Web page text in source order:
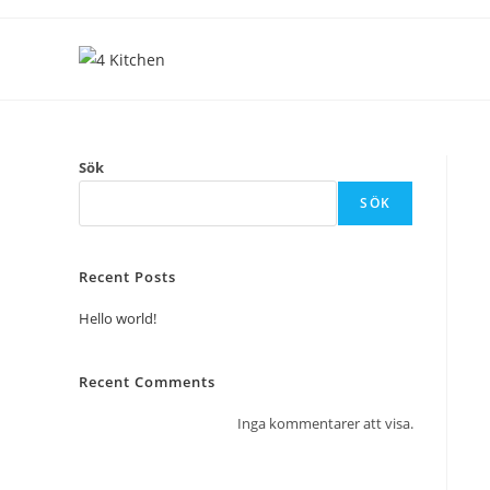
Sök
SÖK
Recent Posts
Hello world!
Recent Comments
Inga kommentarer att visa.